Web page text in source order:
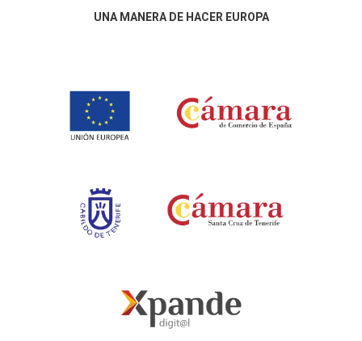
UNA MANERA DE HACER EUROPA